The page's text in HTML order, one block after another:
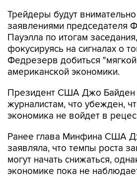
Трейдеры будут
заявлениями председателя
Пауэлла по итогам
фокусируясь на сигналах о
Федрезерв добиться
американской экономики.
Президент США Джо Байден
журналистам, что убежден,
экономика не войдет в
Ранее глава Минфина США
заявляла, что темпы роста
могут начать снижаться,
экономике пока не